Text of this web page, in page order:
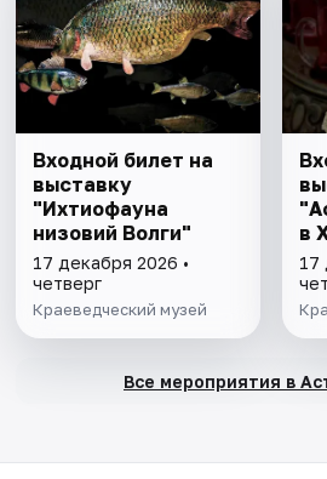
Входной билет на
выставку
"Ихтиофауна
низовий Волги"
17 декабря 2026 •
четверг
Краеведческий музей
в
17
Все мероприятия в